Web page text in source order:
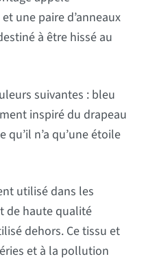
une paire d’anneaux
à être hissé au
suivantes : bleu
inspiré du drapeau
n’a qu’une étoile
utilisé dans les
de haute qualité
dehors. Ce tissu et
et à la pollution